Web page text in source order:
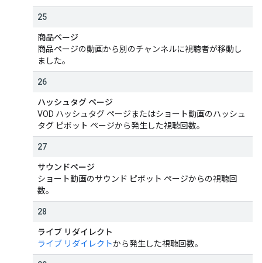
25
商品ページ
商品ページの動画から別のチャンネルに視聴者が移動し
ました。
26
ハッシュタグ ページ
VOD ハッシュタグ ページまたはショート動画のハッシュ
タグ ピボット ページから発生した視聴回数。
27
サウンドページ
ショート動画のサウンド ピボット ページからの視聴回
数。
28
ライブ リダイレクト
ライブ リダイレクトから発生した視聴回数。